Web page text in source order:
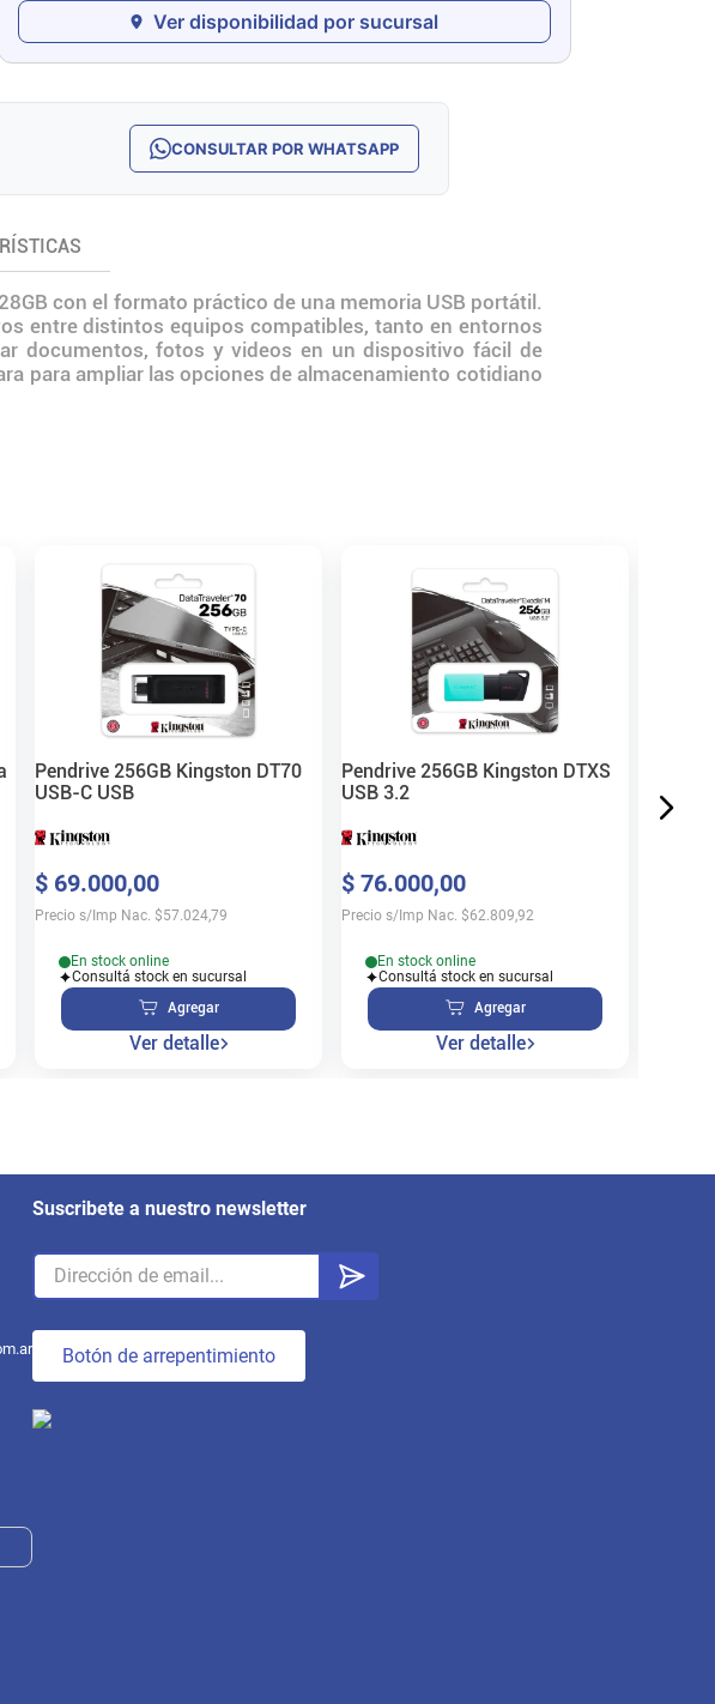
Ver disponibilidad por sucursal
CONSULTAR POR WHATSAPP
con el formato práctico de una memoria USB portátil.
entre distintos equipos compatibles, tanto en entornos
documentos, fotos y videos en un dispositivo fácil de
para ampliar las opciones de almacenamiento cotidiano
Pendrive 256GB Kingston DT70
USB-C USB
$ 69.000,00
Precio s/Imp Nac. $57.024,79
En stock online
Consultá stock en sucursal
Agregar
Ver detalle
Pendrive 256GB Kingston DTXS
USB 3.2
$ 76.000,00
Precio s/Imp Nac. $62.809,92
En stock online
Consultá stock en sucursal
Agregar
Ver detalle
Suscribete a nuestro newsletter
Botón de arrepentimiento